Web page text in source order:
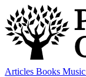
Articles Books Music